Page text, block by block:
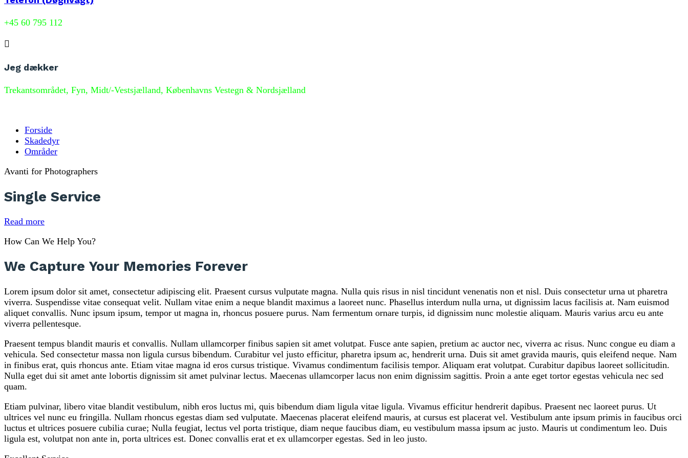
+45 60 795 112

Jeg dækker
Trekantsområdet, Fyn, Midt/-Vestsjælland, Københavns Vestegn & Nordsjælland
Forside
Skadedyr
Områder
Avanti for Photographers
Single Service
Read more
How Can We Help You?
We Capture Your Memories Forever
Lorem ipsum dolor sit amet, consectetur adipiscing elit. Praesent cursus vulputate magna. Nulla quis risus in nisl tincidunt venenatis non et nisl. Duis consectetur urna ut pharetra
viverra. Suspendisse vitae consequat velit. Nullam vitae enim a neque blandit maximus a laoreet nunc. Phasellus interdum nulla urna, ut dignissim lacus facilisis at. Nam euismod
aliquet convallis. Nunc ipsum ipsum, tempor ut magna in, rhoncus posuere purus. Nam fermentum ornare turpis, id dignissim nunc molestie aliquam. Mauris varius arcu eu ante
viverra pellentesque.
Praesent tempus blandit mauris et convallis. Nullam ullamcorper finibus sapien sit amet volutpat. Fusce ante sapien, pretium ac auctor nec, viverra ac risus. Nunc congue eu diam a
vehicula. Sed consectetur massa non ligula cursus bibendum. Curabitur vel justo efficitur, pharetra ipsum ac, hendrerit urna. Duis sit amet gravida mauris, quis eleifend neque. Nam
in finibus erat, quis rhoncus ante. Etiam vitae magna id eros cursus tristique. Vivamus condimentum facilisis tempor. Aliquam erat volutpat. Curabitur dapibus laoreet sollicitudin.
Nulla eget dui sit amet ante lobortis dignissim sit amet pulvinar lectus. Maecenas ullamcorper lacus non enim dignissim sagittis. Proin a ante eget tortor egestas vehicula nec sed
quam.
Etiam pulvinar, libero vitae blandit vestibulum, nibh eros luctus mi, quis bibendum diam ligula vitae ligula. Vivamus efficitur hendrerit dapibus. Praesent nec laoreet purus. Ut
ultrices vel nunc eu fringilla. Nullam rhoncus egestas diam sed vulputate. Maecenas placerat eleifend mauris, at cursus est placerat vel. Vestibulum ante ipsum primis in faucibus orci
luctus et ultrices posuere cubilia curae; Nulla feugiat, lectus vel porta tristique, diam neque faucibus diam, eu vestibulum massa ipsum ac justo. Mauris ut condimentum leo. Duis
ligula est, volutpat non ante in, porta ultrices est. Donec convallis erat et ex ullamcorper egestas. Sed in leo justo.